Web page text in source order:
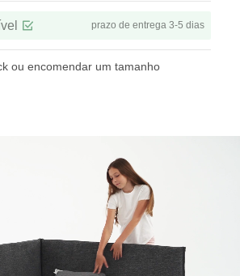
prazo de entrega 3-5 dias
ou encomendar um tamanho